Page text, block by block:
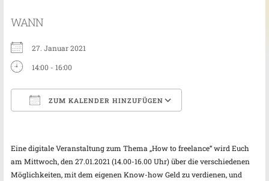
WANN
27. Januar 2021
14:00 - 16:00
ZUM KALENDER HINZUFÜGEN
Eine digitale Veranstaltung zum Thema „How to freelance“ wird Euch
am Mittwoch, den 27.01.2021 (14.00-16.00 Uhr) über die verschiedenen
Möglichkeiten, mit dem eigenen Know-how Geld zu verdienen, und